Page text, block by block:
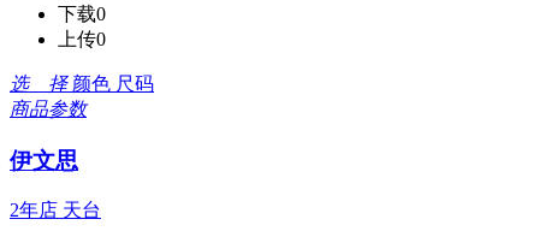
下载0
上传0
选 择 颜色 尺码
商品参数
伊文思
2年店 天台